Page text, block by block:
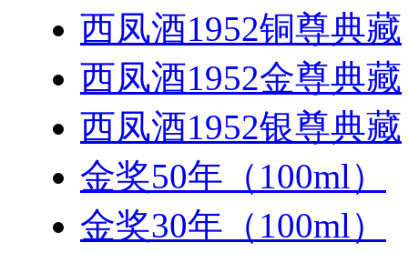
西凤酒1952铜尊典藏
西凤酒1952金尊典藏
西凤酒1952银尊典藏
金奖50年（100ml）
金奖30年（100ml）